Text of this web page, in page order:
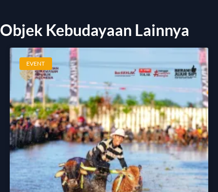
Objek Kebudayaan Lainnya
EVENT